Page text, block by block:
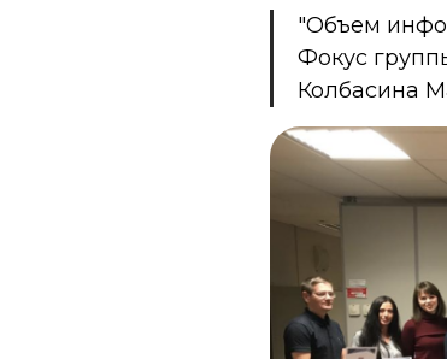
"Объем
Фокус
Колбасина